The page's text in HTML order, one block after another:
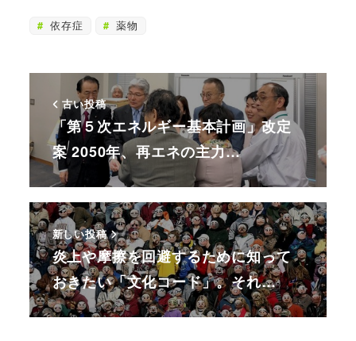
依存症 薬物
古い投稿
「第５次エネルギー基本計画」改定
案 2050年、再エネの主力…
新しい投稿
炎上や摩擦を回避するために知って
おきたい「文化コード」。それ…